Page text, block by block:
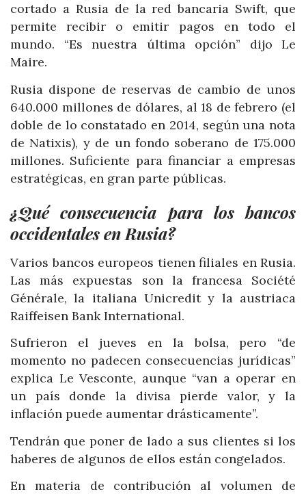
cortado a Rusia de la red bancaria Swift, que
permite recibir o emitir pagos en todo el
mundo. “Es nuestra última opción” dijo Le
Maire.
Rusia dispone de reservas de cambio de unos
640.000 millones de dólares, al 18 de febrero (el
doble de lo constatado en 2014, según una nota
de Natixis), y de un fondo soberano de 175.000
millones. Suficiente para financiar a empresas
estratégicas, en gran parte públicas.
¿Qué consecuencia para los bancos
occidentales en Rusia?
Varios bancos europeos tienen filiales en Rusia.
Las más expuestas son la francesa Société
Générale, la italiana Unicredit y la austriaca
Raiffeisen Bank International.
Sufrieron el jueves en la bolsa, pero “de
momento no padecen consecuencias jurídicas”
explica Le Vesconte, aunque “van a operar en
un país donde la divisa pierde valor, y la
inflación puede aumentar drásticamente”.
Tendrán que poner de lado a sus clientes si los
haberes de algunos de ellos están congelados.
En materia de contribución al volumen de